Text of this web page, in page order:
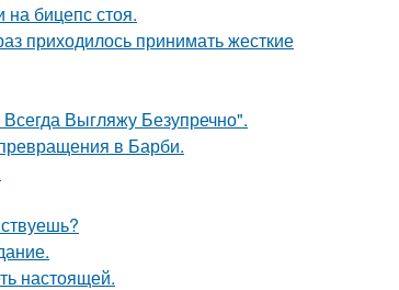
на бицепс стоя.
приходилось принимать жесткие
Выгляжу Безупречно".
в Барби.
настоящей.